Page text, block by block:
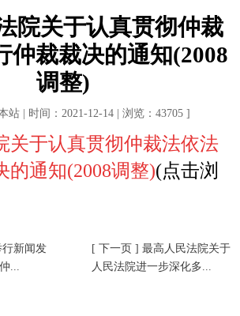
院关于认真贯彻仲裁
仲裁裁决的通知(2008
调整)
站 | 时间：2021-12-14 | 浏览：43705 ]
关于认真贯彻仲裁法依法
的通知(2008调整)(点击浏
新闻发
...
[ 下一页 ] 最高人民法院关于
人民法院进一步深化多...